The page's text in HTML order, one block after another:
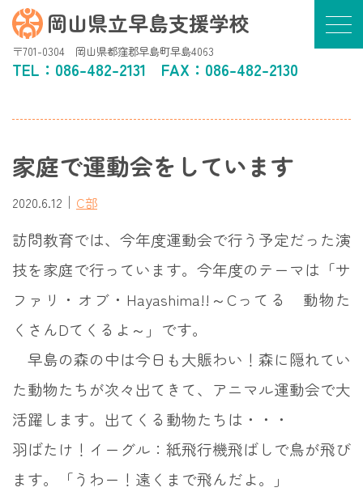
岡山県立早島支援学校
〒701-0304 岡山県都窪郡早島町早島4063
TEL： 086-482-2131 FAX：086-482-2130
家庭で運動会をしています
2020.6.12 ｜ C部
訪問教育では、今年度運動会で行う予定だった演
技を家庭で行っています。今年度のテーマは「サ
ファリ・オブ・Hayashima!!～Cってる 動物た
くさんDてくるよ～」です。
早島の森の中は今日も大賑わい！森に隠れてい
た動物たちが次々出てきて、アニマル運動会で大
活躍します。出てくる動物たちは・・・
羽ばたけ！イーグル：紙飛行機飛ばしで鳥が飛び
ます。「うわー！遠くまで飛んだよ。」